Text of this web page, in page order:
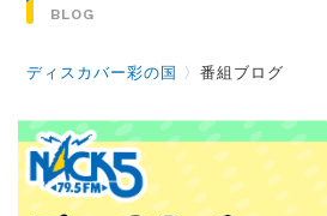
BLOG
ディスカバー彩の国 〉番組ブログ